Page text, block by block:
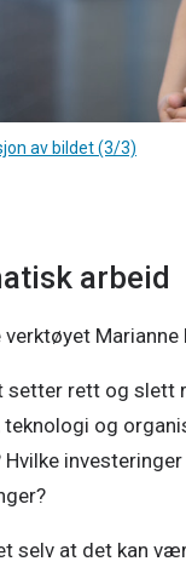
av bildet (3/3)
arbeid
verktøyet
setter rett og slett
teknologi og
Hvilke
selv at det kan